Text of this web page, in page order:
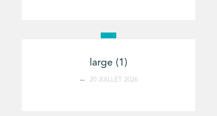
large (1)
20 JUILLET 2026